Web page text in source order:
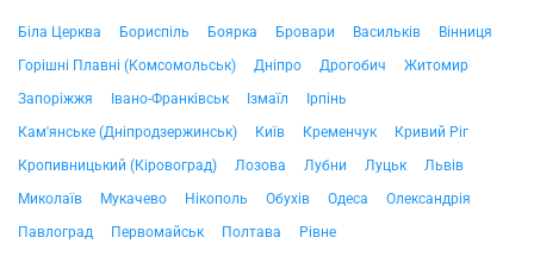
Біла Церква Бориспіль Боярка Бровари Васильків
Вінниця
Горішні Плавні (Комсомольськ)
Дніпро Дрогобич
Житомир
Запоріжжя
Івано-Франківськ Ізмаїл
Ірпінь
Кам'янське (Дніпродзержинськ)
Київ Кременчук
Кривий Ріг
Кропивницький (Кіровоград)
Лозова Лубни Луцьк
Львів
Миколаїв
Мукачево Нікополь Обухів Одеса
Олександрія
Павлоград
Первомайськ Полтава
Рівне